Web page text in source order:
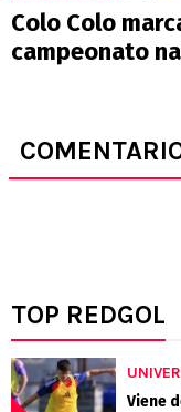
Colo Colo
campeonato
TOP REDGOL
Viene